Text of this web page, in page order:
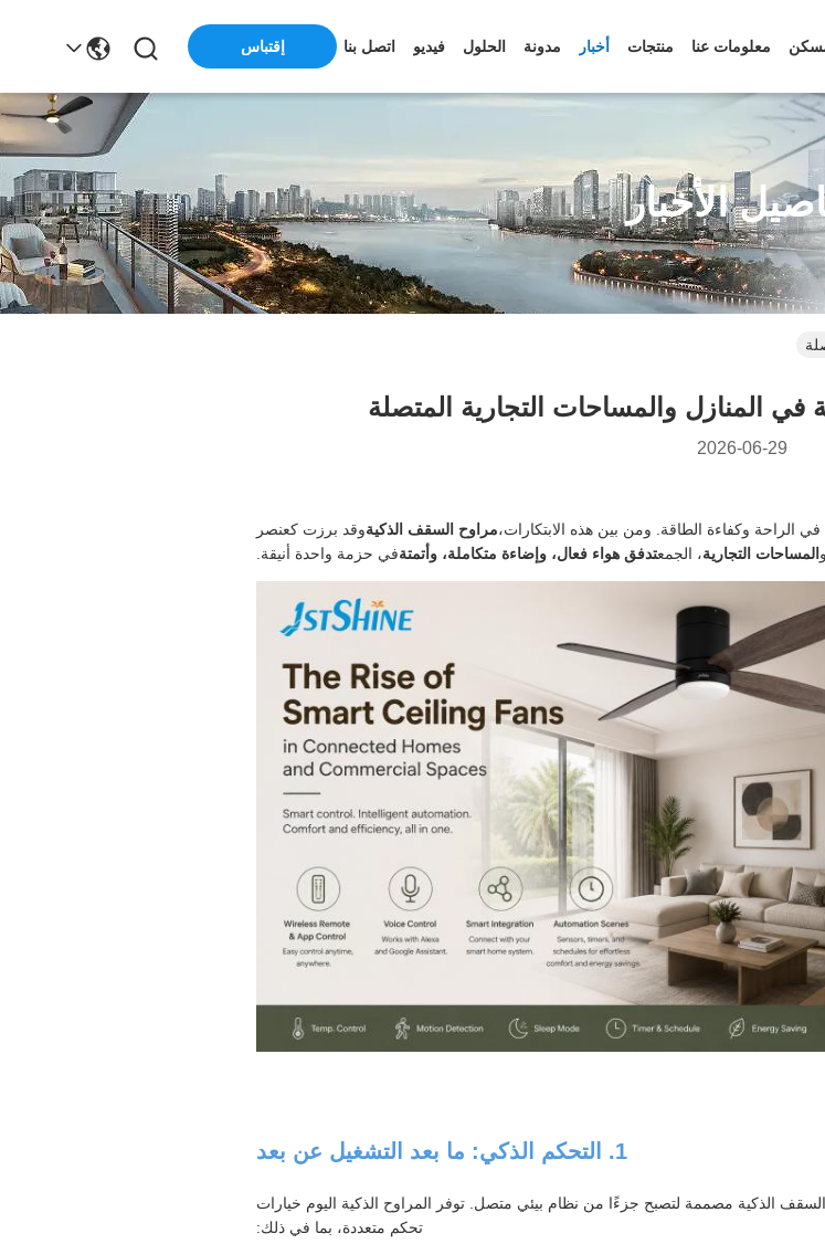
معلومات عنا منتجات أخبار مدونة الحلول فيديو اتصل بنا إقتباس
الأخبار
في المنازل والمساحات التجارية المتصلة
2026-06-29
الراحة وكفاءة الطاقة. ومن بين هذه الابتكارات،مراوح السقف الذكيةوقد برزت كعنصر
و المساحات التجارية، الجمعتدفق هواء فعال، وإضاءة متكاملة، وأتمتةفي حزمة واحدة أنيقة.
1. التحكم الذكي: ما بعد التشغيل عن بعد
الذكية مصممة لتصبح جزءًا من نظام بيئي متصل. توفر المراوح الذكية اليوم خيارات
تحكم متعددة، بما في ذلك: